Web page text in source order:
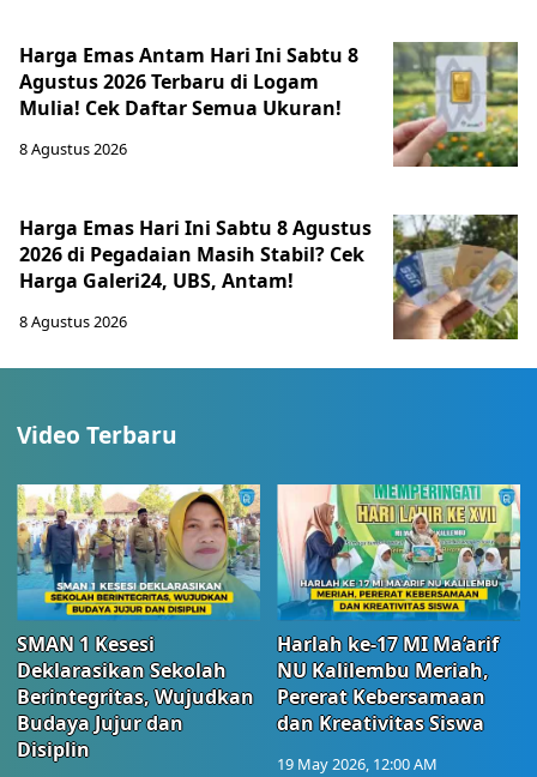
Harga Emas Antam Hari Ini Sabtu 8
Agustus 2026 Terbaru di Logam
Mulia! Cek Daftar Semua Ukuran!
8 Agustus 2026
Harga Emas Hari Ini Sabtu 8 Agustus
2026 di Pegadaian Masih Stabil? Cek
Harga Galeri24, UBS, Antam!
8 Agustus 2026
Video Terbaru
SMAN 1 Kesesi
Deklarasikan Sekolah
Berintegritas, Wujudkan
Budaya Jujur dan
Disiplin
Harlah ke-17 MI Ma’arif
NU Kalilembu Meriah,
Pererat Kebersamaan
dan Kreativitas Siswa
19 May 2026, 12:00 AM